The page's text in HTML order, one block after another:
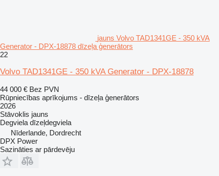
jauns Volvo TAD1341GE - 350 kVA
Generator - DPX-18878 dīzeļa ģenerātors
22
Volvo TAD1341GE - 350 kVA Generator - DPX-18878
44 000 € Bez PVN
Rūpniecības aprīkojums - dīzeļa ģenerātors
2026
Stāvoklis jauns
Degviela dīzeļdegviela
Nīderlande, Dordrecht
DPX Power
Sazināties ar pārdevēju